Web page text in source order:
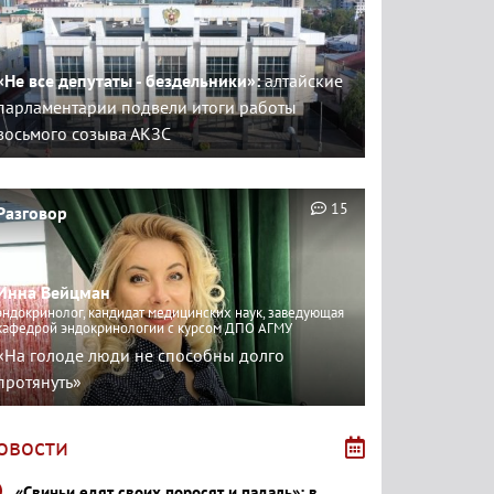
все депутаты - бездельники»:алтайские
подвели итоги работы
созыва АКЗС
Вейцман
кандидат медицинских наук, заведующая
эндокринологии с курсом ДПО АГМУ
голоде люди не способны долго
15